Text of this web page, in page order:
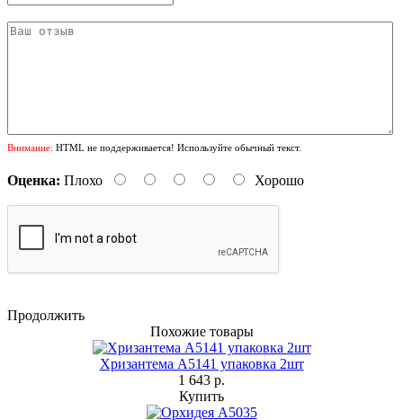
Внимание: HTML не поддерживается! Используйте обычный текст.
Оценка: Плохо Хорошо
Продолжить
Похожие товары
Хризантема А5141 упаковка 2шт
1 643 р.
Купить